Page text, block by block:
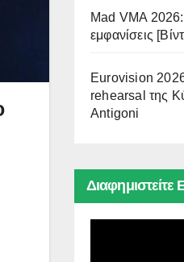
Mad VMA 2026:
εμφανίσεις
Eurovision
rehearsal της
Antigoni
Διαφημιστείτε